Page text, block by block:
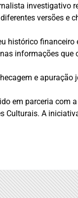
investigativo
versões e
informações que
e
em parceria com
Culturais. A